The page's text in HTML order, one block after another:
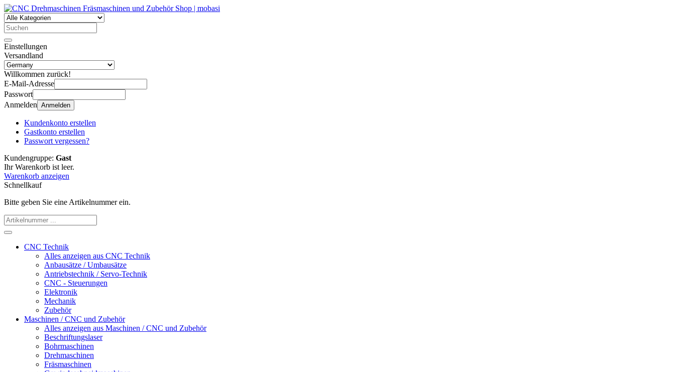
Einstellungen
Versandland
Willkommen zurück!
E-Mail-Adresse
Passwort
Anmelden Anmelden
Kundenkonto erstellen
Gastkonto erstellen
Passwort vergessen?
Kundengruppe: Gast
Ihr Warenkorb ist leer.
Warenkorb anzeigen
Schnellkauf
Bitte geben Sie eine Artikelnummer ein.
CNC Technik
Alles anzeigen aus CNC Technik
Anbausätze / Umbausätze
Antriebstechnik / Servo-Technik
CNC - Steuerungen
Elektronik
Mechanik
Zubehör
Maschinen / CNC und Zubehör
Alles anzeigen aus Maschinen / CNC und Zubehör
Beschriftungslaser
Bohrmaschinen
Drehmaschinen
Fräsmaschinen